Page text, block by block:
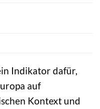
Indikator dafür,
auf
Kontext und